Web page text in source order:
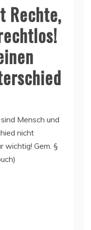
Rechte,
Mensch und
nicht
wichtig! Gem. §